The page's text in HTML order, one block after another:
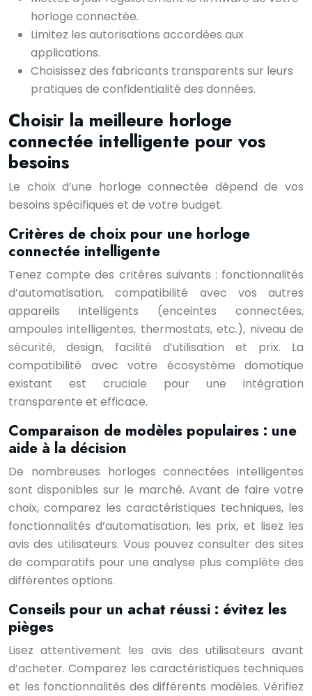
horloge connectée.
Limitez les autorisations accordées aux
applications.
Choisissez des fabricants transparents sur leurs
pratiques de confidentialité des données.
Choisir la meilleure horloge
connectée intelligente pour vos
besoins
Le choix d’une horloge connectée dépend de vos
besoins spécifiques et de votre budget.
Critères de choix pour une horloge
connectée intelligente
Tenez compte des critères suivants : fonctionnalités
d’automatisation, compatibilité avec vos autres
appareils intelligents (enceintes connectées,
ampoules intelligentes, thermostats, etc.), niveau de
sécurité, design, facilité d’utilisation et prix. La
compatibilité avec votre écosystème domotique
existant est cruciale pour une intégration
transparente et efficace.
Comparaison de modèles populaires : une
aide à la décision
De nombreuses horloges connectées intelligentes
sont disponibles sur le marché. Avant de faire votre
choix, comparez les caractéristiques techniques, les
fonctionnalités d’automatisation, les prix, et lisez les
avis des utilisateurs. Vous pouvez consulter des sites
de comparatifs pour une analyse plus complète des
différentes options.
Conseils pour un achat réussi : évitez les
pièges
Lisez attentivement les avis des utilisateurs avant
d’acheter. Comparez les caractéristiques techniques
et les fonctionnalités des différents modèles. Vérifiez